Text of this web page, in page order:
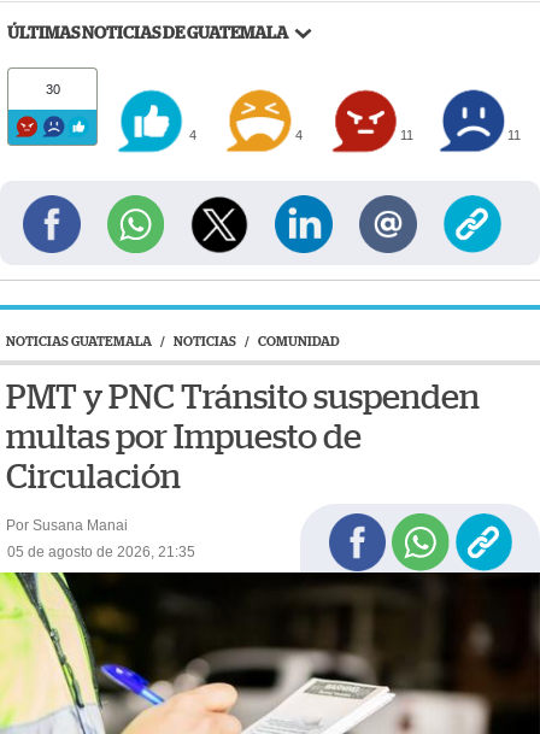
ÚLTIMAS NOTICIAS DE GUATEMALA
30
4 4 11 11
NOTICIAS GUATEMALA / NOTICIAS / COMUNIDAD
PMT y PNC Tránsito suspenden
multas por Impuesto de
Circulación
Por Susana Manai
05 de agosto de 2026, 21:35